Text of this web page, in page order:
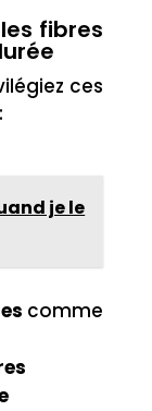
fibres
ces
:
je le
comme